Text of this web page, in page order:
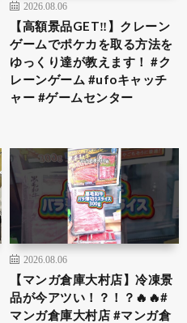
2026.08.06
【高額景品GET‼️】クレーン
ゲームでポケカを取る方法を
ゆっくり達が教えます！ #ク
レーンゲーム #ufoキャッチ
ャー #ゲームセンター
2026.08.06
【マンガ倉庫大村店】冷凍景
品が今アツい！？！？🔥🔥#
マンガ倉庫大村店 #マンガ倉